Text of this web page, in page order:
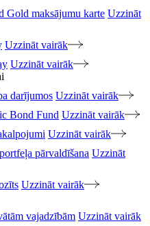
Gold maksājumu karte Uzzināt
Uzzināt vairāk
Uzzināt vairāk
darījumos Uzzināt vairāk
Bond Fund Uzzināt vairāk
Uzzināt vairāk
pārvaldīšana Uzzināt
Uzzināt vairāk
vajadzībām Uzzināt vairāk